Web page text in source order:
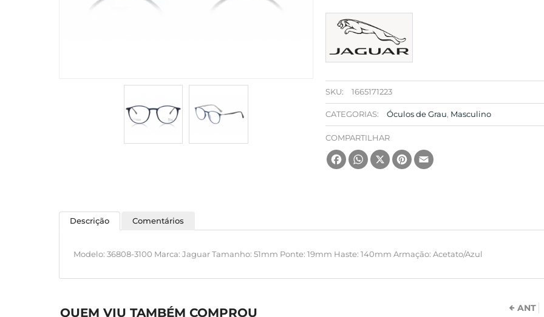
SKU: 1665171223
CATEGORIAS: Óculos de Grau, Masculino
COMPARTILHAR
FacebookWhatsApp
X PinterestEmail
Descrição Comentários
Modelo: 36808-3100 Marca: Jaguar Tamanho: 51mm Ponte: 19mm Haste: 140mm Armação: Acetato/Azul
QUEM VIU TAMBÉM COMPROU ANT